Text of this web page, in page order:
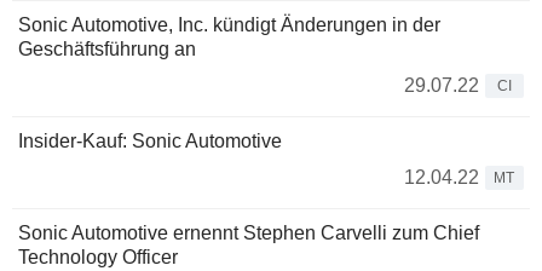
Sonic Automotive, Inc. kündigt Änderungen in der
Geschäftsführung an
29.07.22
CI
Insider-Kauf: Sonic Automotive
12.04.22
MT
Sonic Automotive ernennt Stephen Carvelli zum Chief
Technology Officer